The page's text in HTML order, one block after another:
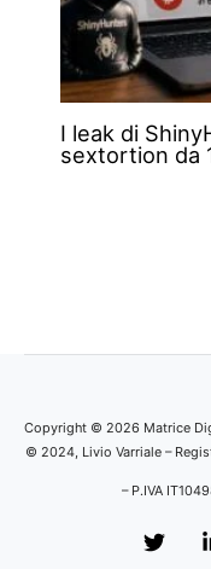
I leak di
sextortion da
Copyright © 2026 Matrice
© 2024, Livio Varriale –
– P.IVA